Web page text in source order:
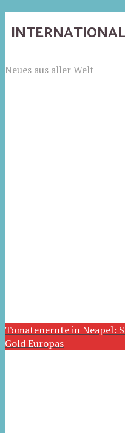
INTERNATIONAL
Neues aus aller Welt
Tomatenernte in Neapel:
Gold Europas